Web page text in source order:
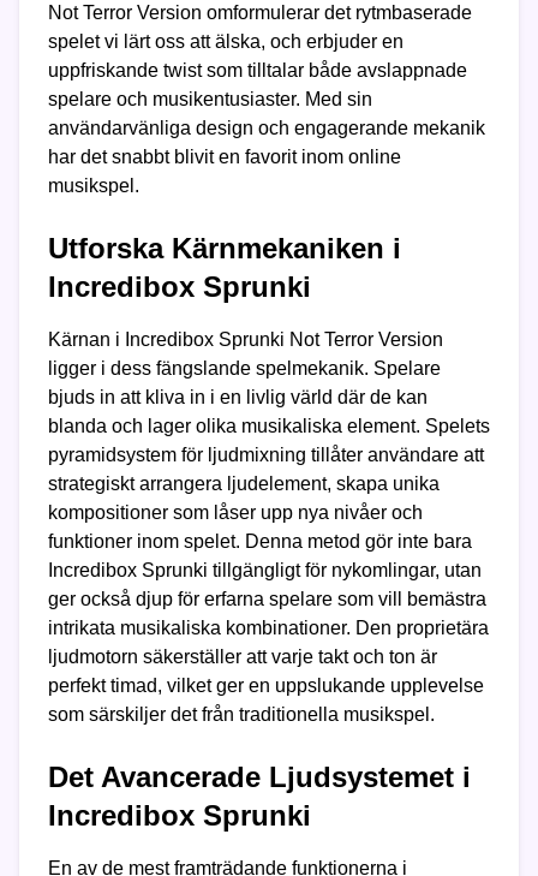
Not Terror Version omformulerar det rytmbaserade
spelet vi lärt oss att älska, och erbjuder en
uppfriskande twist som tilltalar både avslappnade
spelare och musikentusiaster. Med sin
användarvänliga design och engagerande mekanik
har det snabbt blivit en favorit inom online
musikspel.
Utforska Kärnmekaniken i
Incredibox Sprunki
Kärnan i Incredibox Sprunki Not Terror Version
ligger i dess fängslande spelmekanik. Spelare
bjuds in att kliva in i en livlig värld där de kan
blanda och lager olika musikaliska element. Spelets
pyramidsystem för ljudmixning tillåter användare att
strategiskt arrangera ljudelement, skapa unika
kompositioner som låser upp nya nivåer och
funktioner inom spelet. Denna metod gör inte bara
Incredibox Sprunki tillgängligt för nykomlingar, utan
ger också djup för erfarna spelare som vill bemästra
intrikata musikaliska kombinationer. Den proprietära
ljudmotorn säkerställer att varje takt och ton är
perfekt timad, vilket ger en uppslukande upplevelse
som särskiljer det från traditionella musikspel.
Det Avancerade Ljudsystemet i
Incredibox Sprunki
En av de mest framträdande funktionerna i